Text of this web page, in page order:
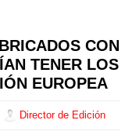
CON
TENER LOS
EUROPEA
Director de Edición